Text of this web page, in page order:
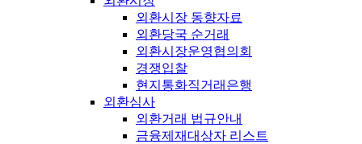
외환시장 동향자료
외환당국 순거래
외환시장운영협의회
경쟁입찰
현지통화직거래은행
외환심사
외환거래 법규안내
금융제재대상자 리스트